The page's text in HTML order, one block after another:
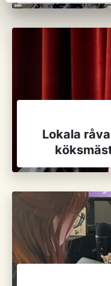
Lokala